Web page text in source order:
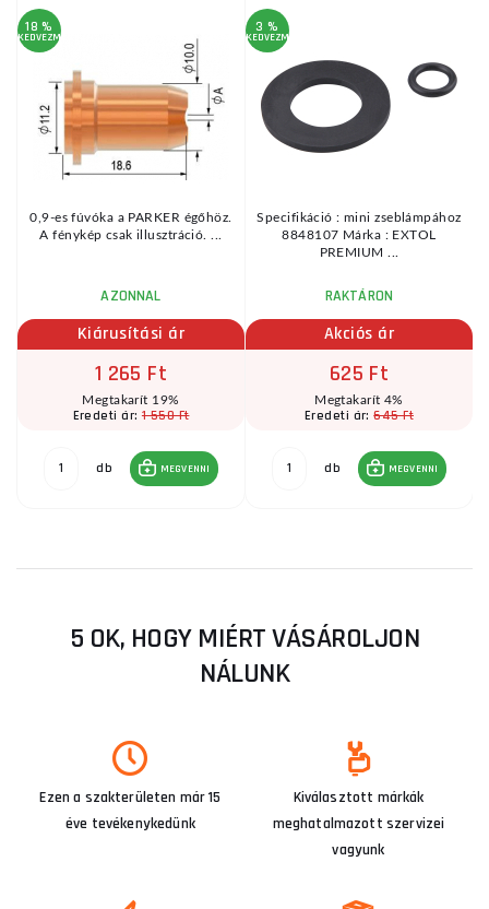
18 %
KEDVEZMÉNY
0,9-es fúvóka a PARKER égőhöz.
A fénykép csak illusztráció. ...
AZONNAL
Kiárusítási ár
1 265 Ft
Megtakarít 19%
Eredeti ár:1 550 Ft
db MEGVENNI
3 %
KEDVEZMÉNY
Specifikáció : mini zseblámpához
8848107 Márka : EXTOL
PREMIUM ...
RAKTÁRON
Akciós ár
625 Ft
Megtakarít 4%
Eredeti ár:645 Ft
db MEGVENNI
5 OK, HOGY MIÉRT VÁSÁROLJON
NÁLUNK
Ezen a szakterületen már 15
éve tevékenykedünk
Kiválasztott márkák
meghatalmazott szervizei
vagyunk